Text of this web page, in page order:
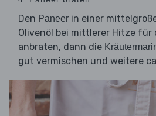
Den Paneer in einer
Olivenöl bei mittlerer Hitze für
anbraten, dann die
gut vermischen und weitere